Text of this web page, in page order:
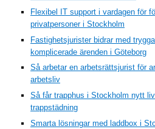
Flexibel IT support i vardagen för
privatpersoner i Stockholm
Fastighetsjurister bidrar med
komplicerade ärenden i Göteborg
Så arbetar en arbetsrättsjurist för
arbetsliv
Så får trapphus i Stockholm nytt liv
trappstädning
Smarta lösningar med laddbox i